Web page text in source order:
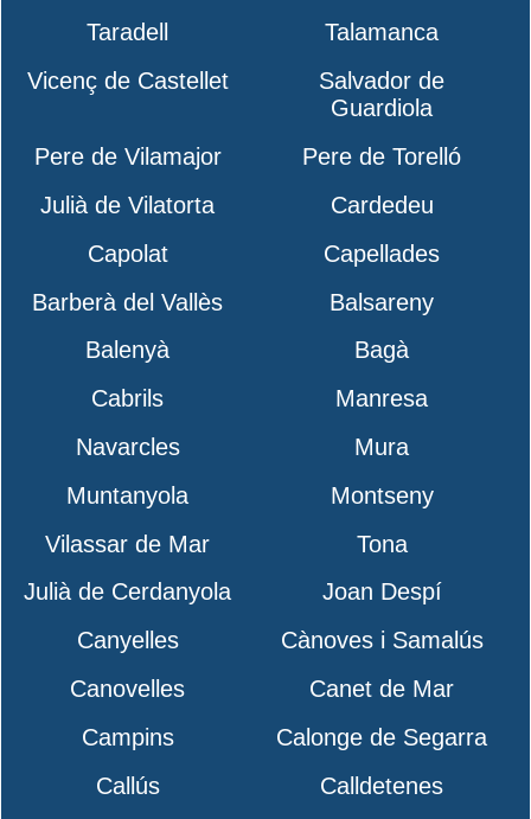
Taradell
Talamanca
Vicenç de Castellet
Salvador de
Guardiola
Pere de Vilamajor
Pere de Torelló
Julià de Vilatorta
Cardedeu
Capolat
Capellades
Barberà del Vallès
Balsareny
Balenyà
Bagà
Cabrils
Manresa
Navarcles
Mura
Muntanyola
Montseny
Vilassar de Mar
Tona
Julià de Cerdanyola
Joan Despí
Canyelles
Cànoves i Samalús
Canovelles
Canet de Mar
Campins
Calonge de Segarra
Callús
Calldetenes